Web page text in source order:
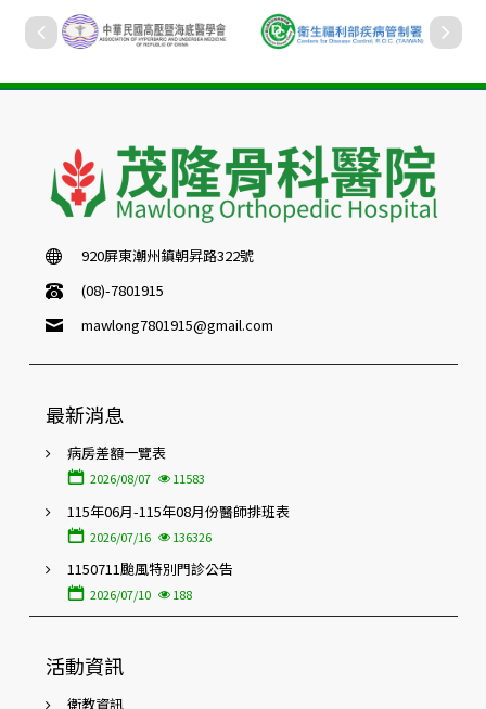
920屏東潮州鎮朝昇路322號
(08)-7801915
mawlong7801915@gmail.com
最新消息
病房差額一覽表
2026/08/07 11583
115年06月-115年08月份醫師排班表
2026/07/16 136326
1150711颱風特別門診公告
2026/07/10 188
活動資訊
衛教資訊